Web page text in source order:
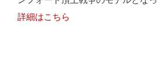
詳細はこちら